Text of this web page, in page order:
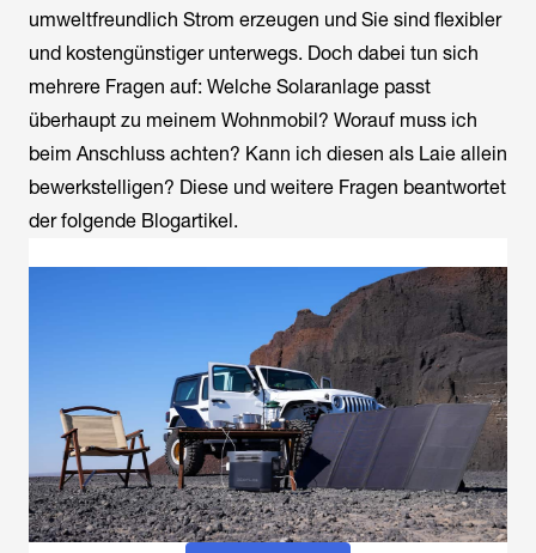
umweltfreundlich Strom erzeugen und Sie sind flexibler
und kostengünstiger unterwegs. Doch dabei tun sich
mehrere Fragen auf: Welche Solaranlage passt
überhaupt zu meinem Wohnmobil? Worauf muss ich
beim Anschluss achten? Kann ich diesen als Laie allein
bewerkstelligen? Diese und weitere Fragen beantwortet
der folgende Blogartikel.